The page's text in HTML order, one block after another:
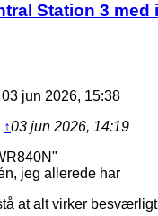
Station 3 med
03 jun 2026, 15:38
↑03 jun 2026, 14:19
jeg allerede har
at alt virker